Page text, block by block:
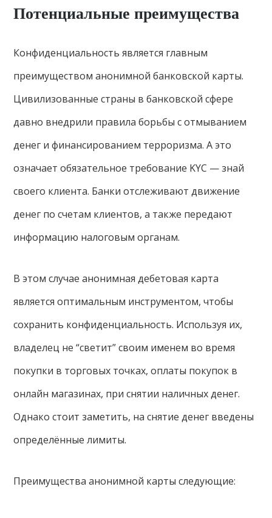
Потенциальные преимущества
Конфиденциальность является главным
преимуществом анонимной банковской карты.
Цивилизованные страны в банковской сфере
давно внедрили правила борьбы с отмыванием
денег и финансированием терроризма. А это
означает обязательное требование KYC — знай
своего клиента. Банки отслеживают движение
денег по счетам клиентов, а также передают
информацию налоговым органам.
В этом случае анонимная дебетовая карта
является оптимальным инструментом, чтобы
сохранить конфиденциальность. Используя их,
владелец не “светит” своим именем во время
покупки в торговых точках, оплаты покупок в
онлайн магазинах, при снятии наличных денег.
Однако стоит заметить, на снятие денег введены
определённые лимиты.
Преимущества анонимной карты следующие: